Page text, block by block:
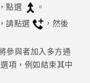
點選
。
請點選
，然後
參與者加入多方通
項，例如結束其中